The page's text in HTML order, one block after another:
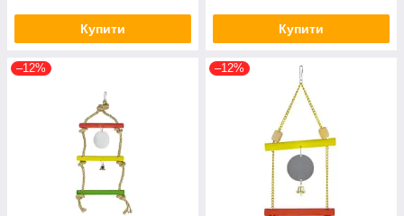
Купити Купити
–12% –12%